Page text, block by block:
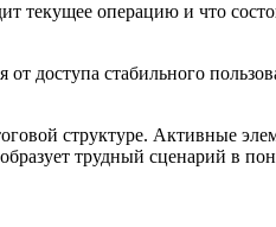
операцию и что
доступа стабильного
структуре. Активные
трудный сценарий в